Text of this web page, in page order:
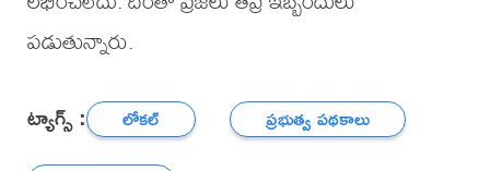
పడుతున్నారు.
ట్యాగ్స్ : లోకల్
ప్రభుత్వ పథకాలు